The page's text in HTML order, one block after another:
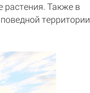
растения. Также в
территории